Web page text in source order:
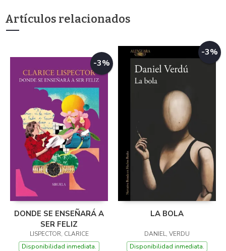
Artículos relacionados
-3%
DONDE SE ENSEÑARÁ A
SER FELIZ
LISPECTOR, CLARICE
Disponibilidad inmediata.
-3%
LA BOLA
DANIEL, VERDU
Disponibilidad inmediata.